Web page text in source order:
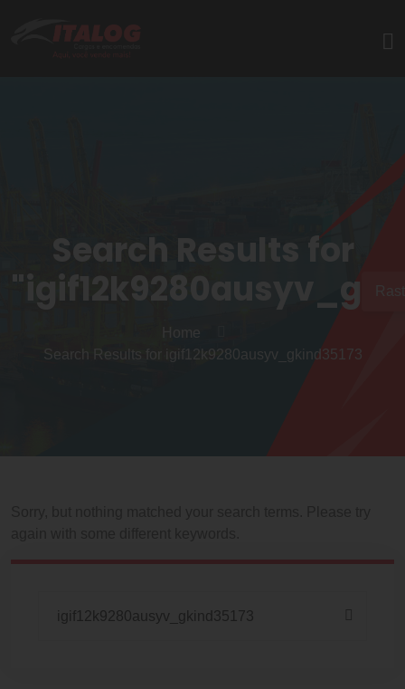
Search Results for
Home
Search Results for igif12k9280ausyv_gkind35173